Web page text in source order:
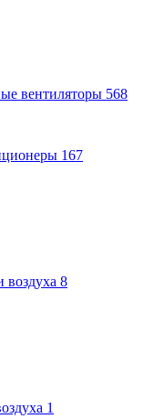
вентиляторы 568
167
8
1